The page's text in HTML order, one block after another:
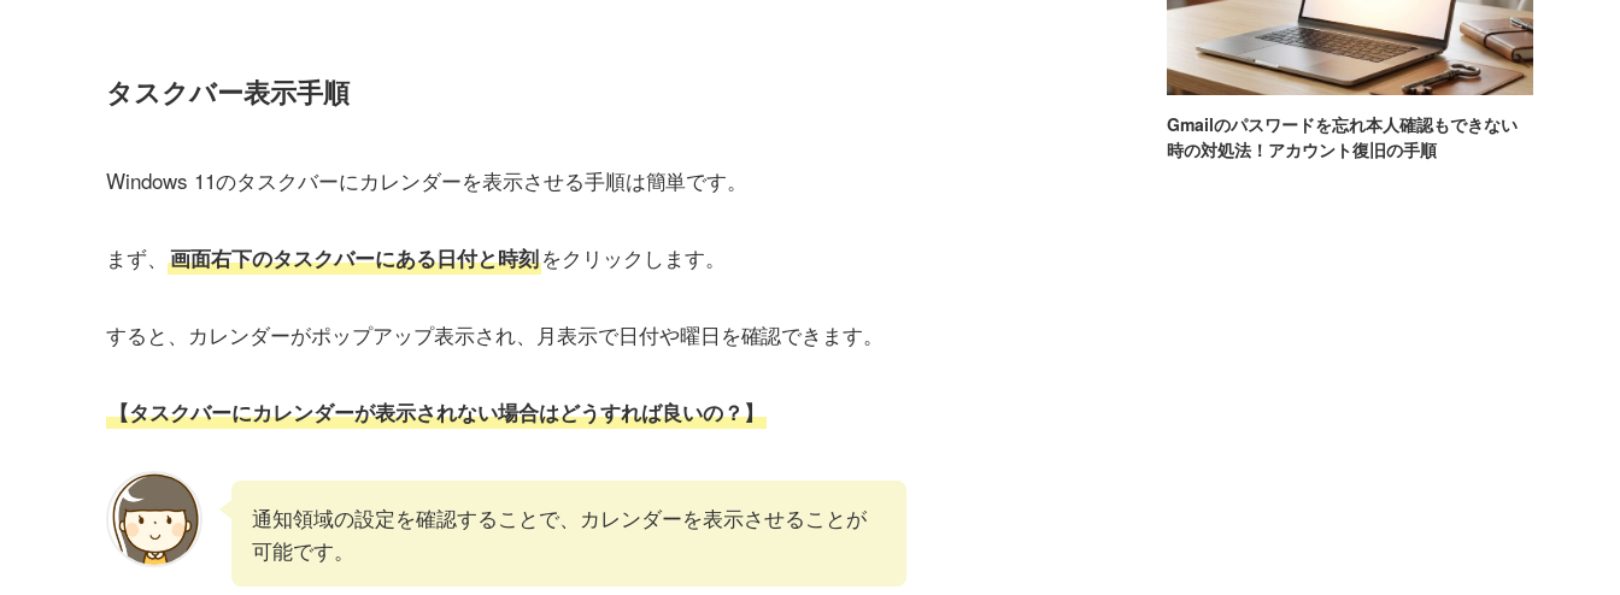
タスクバー表示手順
Windows 11のタスクバーにカレンダーを表示させる手順は簡単です。
まず、 画面右下のタスクバーにある日付と時刻をクリックします。
すると、カレンダーがポップアップ表示され、月表示で日付や曜日を確認できます。
【タスクバーにカレンダーが表示されない場合はどうすれば良いの？】
通知領域の設定を確認することで、カレンダーを表示させることが
可能です。
Gmailのパスワードを忘れ本人確認もできない
時の対処法！アカウント復旧の手順